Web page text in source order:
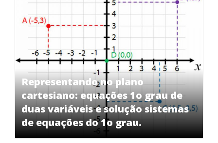
Representando no plano
cartesiano: equações 1o grau de
duas variáveis e solução sistemas
de equações do 1o grau.